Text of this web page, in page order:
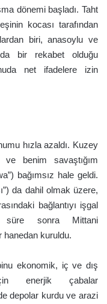
dönemi başladı. Taht
kocası tarafından
biri, anasoylu ve
bir rekabet olduğu
net ifadelere izin
hızla azaldı. Kuzey
benim savaştığım
bağımsız hale geldi.
da dahil olmak üzere,
bağlantıyı işgal
süre sonra Mittani
hanedan kuruldu.
ekonomik, iç ve dış
enerjik çabalar
depolar kurdu ve arazi